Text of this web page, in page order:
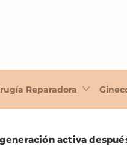
Reparadora
activa